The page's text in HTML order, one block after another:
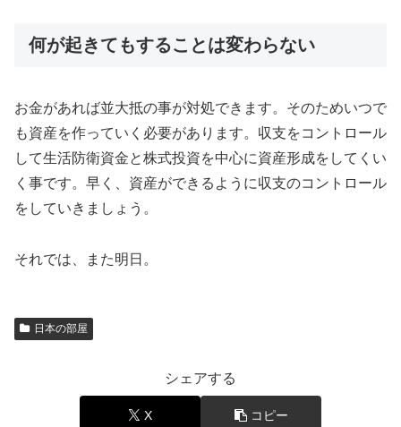
何が起きてもすることは変わらない
お金があれば並大抵の事が対処できます。そのためいつで
も資産を作っていく必要があります。収支をコントロール
して生活防衛資金と株式投資を中心に資産形成をしてくい
く事です。早く、資産ができるように収支のコントロール
をしていきましょう。
それでは、また明日。
日本の部屋
シェアする
X コピー